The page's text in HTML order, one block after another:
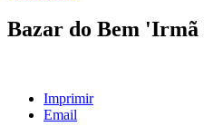
Bazar do Bem
Imprimir
Email